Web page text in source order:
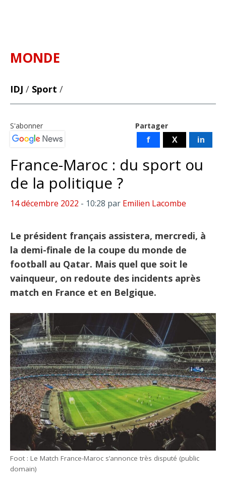
MONDE
IDJ / Sport /
Partager
f X in
S'abonner
France-Maroc : du sport ou
de la politique ?
14 décembre 2022 - 10:28 par Emilien Lacombe
Le président français assistera, mercredi, à
la demi-finale de la coupe du monde de
football au Qatar. Mais quel que soit le
vainqueur, on redoute des incidents après
match en France et en Belgique.
Foot : Le Match France-Maroc s’annonce très disputé (public
domain)